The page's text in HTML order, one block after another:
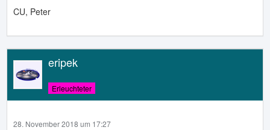
CU, Peter
eripek
Erleuchteter
28. November 2018 um 17:27